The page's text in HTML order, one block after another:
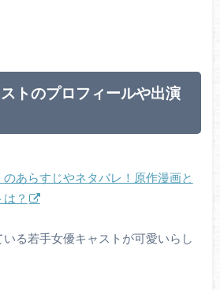
トのプロフィールや出演
あらすじやネタバレ！原作漫画と
？
る若手女優キャストが可愛いらし